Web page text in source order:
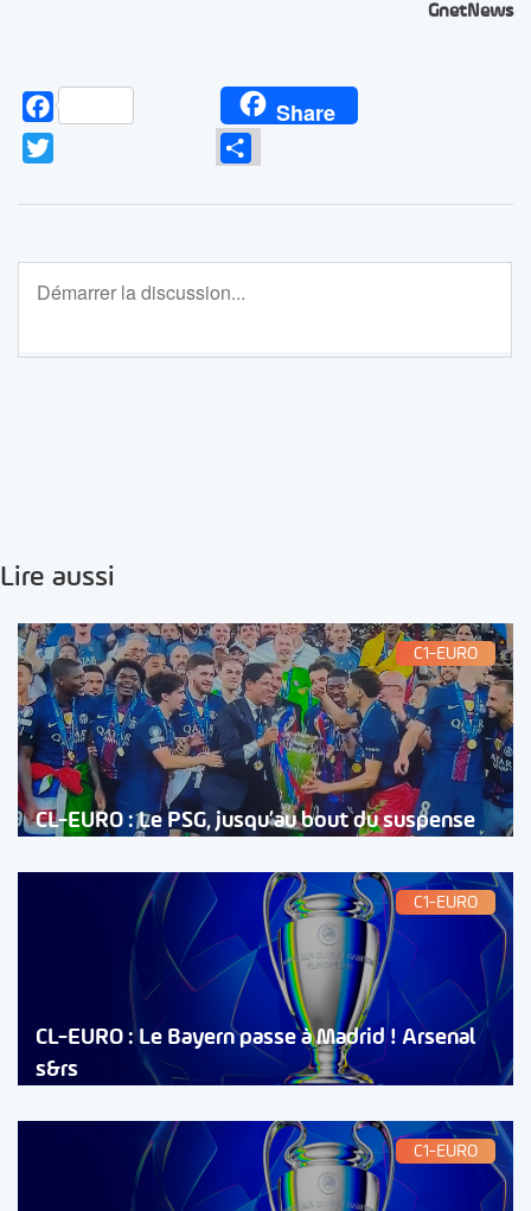
GnetNews
Facebook Share
Partager
Lire aussi
C1-EURO
CL-EURO : Le PSG, jusqu’au bout du suspense
C1-EURO
CL-EURO : Le Bayern passe à Madrid ! Arsenal
s&rs
C1-EURO